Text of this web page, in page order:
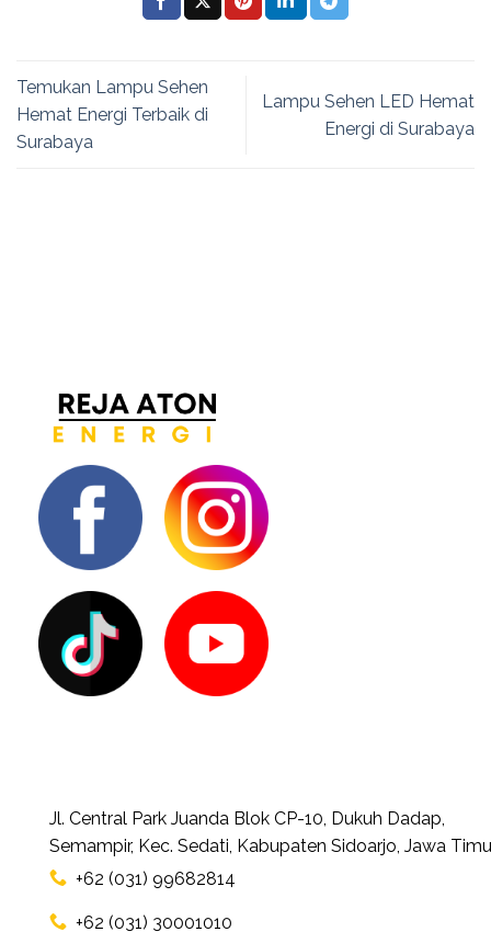
Temukan Lampu Sehen
Hemat Energi Terbaik di
Surabaya
Lampu Sehen LED Hemat
Energi di Surabaya
Jl. Central Park Juanda Blok CP-10, Dukuh Dadap,
Semampir, Kec. Sedati, Kabupaten Sidoarjo, Jawa
+62 (031) 99682814
+62 (031) 30001010